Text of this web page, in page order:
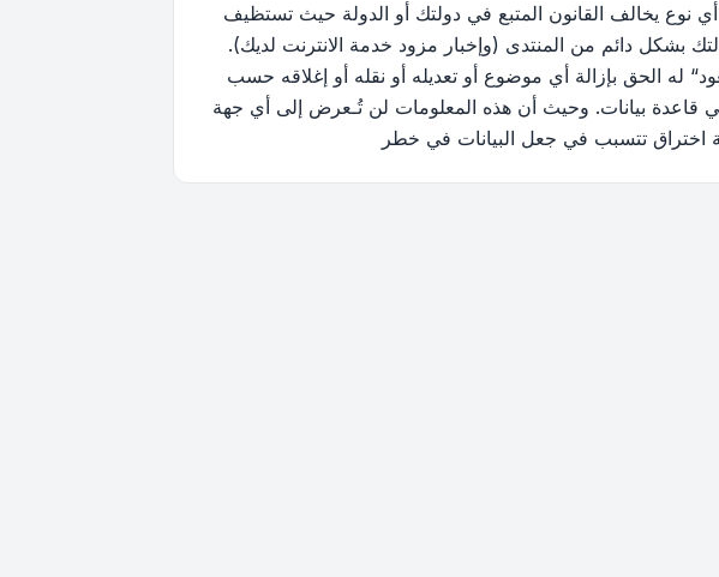
يخالف القانون المتبع في دولتك أو الدولة حيث تستظيف
دائم من المنتدى (وإخبار مزود خدمة الانترنت لديك).
له الحق بإزالة أي موضوع أو تعديله أو نقله أو إغلاقه حسب
قاعدة بيانات. وحيث أن هذه المعلومات لن تُـعرض إلى أي جهة